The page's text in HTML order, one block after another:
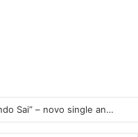
Natura Musical apresenta “Quando Sai” – novo single antecipa estreia do primeiro álbum solo de Elisa Maia